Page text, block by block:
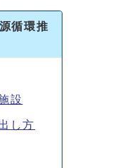
循環推
設
し方